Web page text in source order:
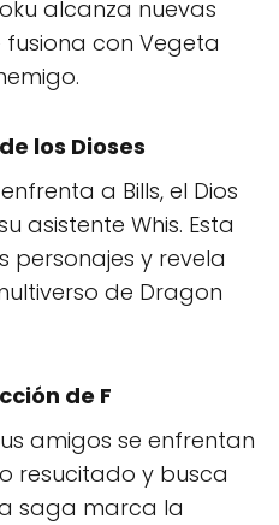
alcanza nuevas
con Vegeta
los Dioses
a Bills, el Dios
asistente Whis. Esta
personajes y revela
de Dragon
de F
amigos se enfrentan
resucitado y busca
saga marca la